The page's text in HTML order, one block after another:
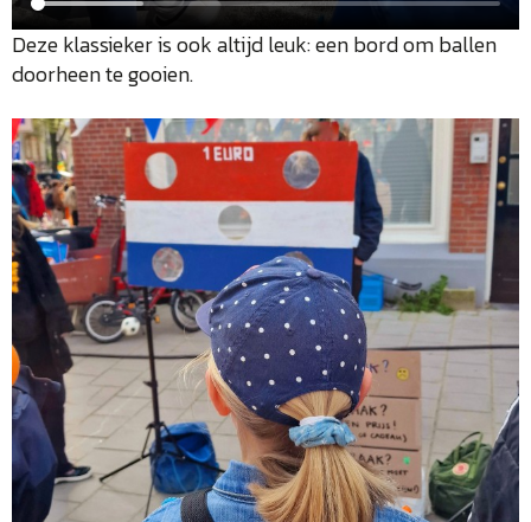
Deze klassieker is ook altijd leuk: een bord om ballen
doorheen te gooien.